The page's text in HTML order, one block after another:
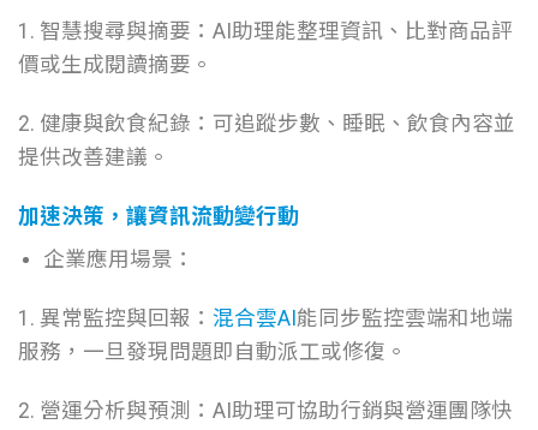
1. 智慧搜尋與摘要：AI助理能整理資訊、比對商品評
價或生成閱讀摘要。
2. 健康與飲食紀錄：可追蹤步數、睡眠、飲食內容並
提供改善建議。
加速決策，讓資訊流動變行動
企業應用場景：
1. 異常監控與回報： 混合雲AI能同步監控雲端和地端
服務，一旦發現問題即自動派工或修復。
2. 營運分析與預測：AI助理可協助行銷與營運團隊快